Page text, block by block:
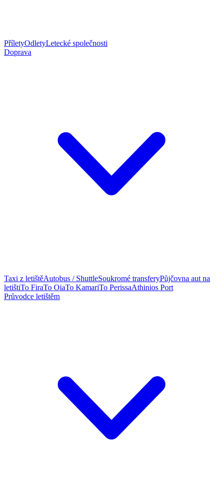
PříletyOdletyLetecké společnosti
Doprava
Taxi z letištěAutobus / ShuttleSoukromé transferyPůjčovna aut na
letištiTo FiraTo OiaTo KamariTo PerissaAthinios Port
Průvodce letištěm